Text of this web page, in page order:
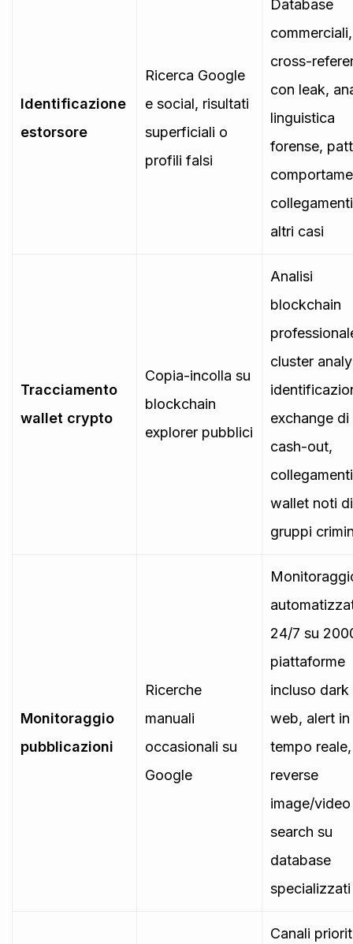
Identificazione
estorsore
Ricerca Google
e social, risultati
superficiali o
profili falsi
Database
commerciali,
cross-
con leak,
linguistica
forense,
altri casi
Tracciamento
wallet crypto
Copia-incolla su
blockchain
explorer pubblici
Analisi
blockchain
cluster
exchange di
cash-out,
wallet noti di
gruppi
Monitoraggio
pubblicazioni
Ricerche
manuali
occasionali su
Google
24/7 su
piattaforme
incluso dark
web, alert in
tempo reale,
reverse
image/video
search su
database
specializzati
Canali